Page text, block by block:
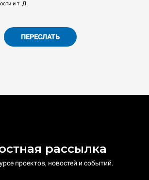
и т. Д.
ПЕРЕСЛАТЬ
рассылка
проектов, новостей и событий.